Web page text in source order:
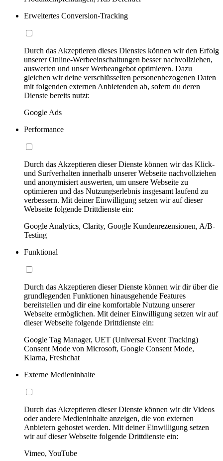
Erweitertes Conversion-Tracking
Durch das Akzeptieren dieses Dienstes können wir den Erfolg
unserer Online-Werbeeinschaltungen besser nachvollziehen,
auswerten und unser Werbeangebot optimieren. Dazu
gleichen wir deine verschlüsselten personenbezogenen Daten
mit folgenden externen Anbietenden ab, sofern du deren
Dienste bereits nutzt:
Google Ads
Performance
Durch das Akzeptieren dieser Dienste können wir das Klick-
und Surfverhalten innerhalb unserer Webseite nachvollziehen
und anonymisiert auswerten, um unsere Webseite zu
optimieren und das Nutzungserlebnis insgesamt laufend zu
verbessern. Mit deiner Einwilligung setzen wir auf dieser
Webseite folgende Drittdienste ein:
Google Analytics, Clarity, Google Kundenrezensionen, A/B-
Testing
Funktional
Durch das Akzeptieren dieser Dienste können wir dir über die
grundlegenden Funktionen hinausgehende Features
bereitstellen und dir eine komfortable Nutzung unserer
Webseite ermöglichen. Mit deiner Einwilligung setzen wir auf
dieser Webseite folgende Drittdienste ein:
Google Tag Manager, UET (Universal Event Tracking)
Consent Mode von Microsoft, Google Consent Mode,
Klarna, Freshchat
Externe Medieninhalte
Durch das Akzeptieren dieser Dienste können wir dir Videos
oder andere Medieninhalte anzeigen, die von externen
Anbietern gehostet werden. Mit deiner Einwilligung setzen
wir auf dieser Webseite folgende Drittdienste ein:
Vimeo, YouTube